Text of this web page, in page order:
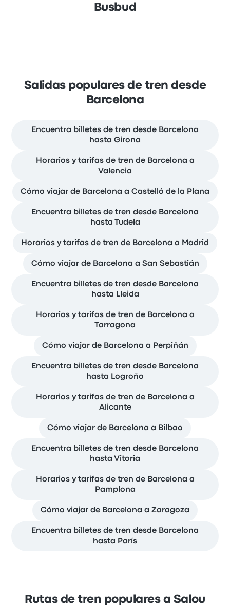
Busbud
Salidas populares de tren desde
Barcelona
Encuentra billetes de tren desde Barcelona
hasta Girona
Horarios y tarifas de tren de Barcelona a
Valencia
Cómo viajar de Barcelona a Castelló de la Plana
Encuentra billetes de tren desde Barcelona
hasta Tudela
Horarios y tarifas de tren de Barcelona a Madrid
Cómo viajar de Barcelona a San Sebastián
Encuentra billetes de tren desde Barcelona
hasta Lleida
Horarios y tarifas de tren de Barcelona a
Tarragona
Cómo viajar de Barcelona a Perpiñán
Encuentra billetes de tren desde Barcelona
hasta Logroño
Horarios y tarifas de tren de Barcelona a
Alicante
Cómo viajar de Barcelona a Bilbao
Encuentra billetes de tren desde Barcelona
hasta Vitoria
Horarios y tarifas de tren de Barcelona a
Pamplona
Cómo viajar de Barcelona a Zaragoza
Encuentra billetes de tren desde Barcelona
hasta París
Rutas de tren populares a Salou